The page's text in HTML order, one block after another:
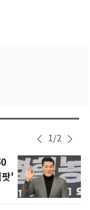
1/2
'